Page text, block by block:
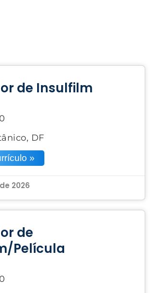
de Insulfilm
DF
»
2026
de
Película